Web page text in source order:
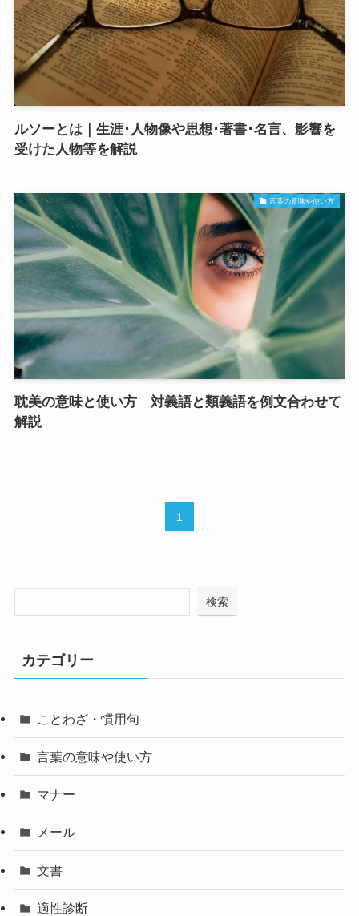
ルソーとは｜生涯･人物像や思想･著書･名言、影響を
受けた人物等を解説
言葉の意味や使い方
耽美の意味と使い方 対義語と類義語を例文合わせて
解説
1
検索
カテゴリー
ことわざ・慣用句
言葉の意味や使い方
マナー
メール
文書
適性診断